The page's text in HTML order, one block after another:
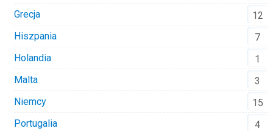
Grecja
12
Hiszpania
7
Holandia
1
Malta
3
Niemcy
15
Portugalia
4